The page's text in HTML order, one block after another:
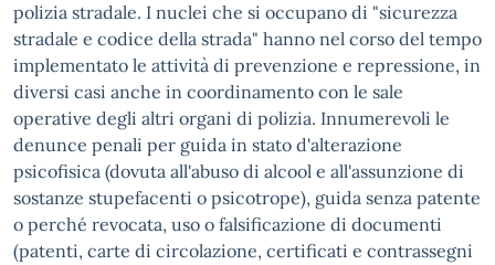
polizia stradale. I nuclei che si occupano di "sicurezza
stradale e codice della strada" hanno nel corso del tempo
implementato le attività di prevenzione e repressione, in
diversi casi anche in coordinamento con le sale
operative degli altri organi di polizia. Innumerevoli le
denunce penali per guida in stato d'alterazione
psicofisica (dovuta all'abuso di alcool e all'assunzione di
sostanze stupefacenti o psicotrope), guida senza patente
o perché revocata, uso o falsificazione di documenti
(patenti, carte di circolazione, certificati e contrassegni